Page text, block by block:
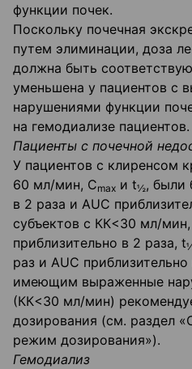
функции почек.
Поскольку почечная
путем элиминации, доза
должна быть
уменьшена у пациентов с
нарушениями функции
на гемодиализе пациентов.
Пациенты с почечной
У пациентов с клиренсом
60 мл/мин, Сmах и t½, были
в 2 раза и AUC
субъектов с КК<30 мл/
приблизительно в 2 раза, t
раз и AUC
имеющим выраженные
(КК<30 мл/мин)
дозирования (см. раздел
режим до­зирования»).
Гемодиализ